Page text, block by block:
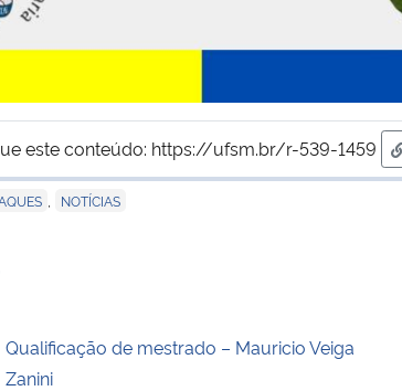
este conteúdo: https://ufsm.br/r-539-1459
NOTÍCIAS
Qualificação de mestrado – Mauricio Veiga
Zanini